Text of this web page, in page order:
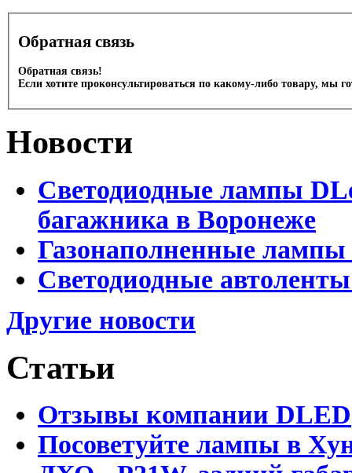
Обратная связь
Обратная связь!
Если хотите проконсультироваться по какому-либо товару, мы
Новости
Светодиодные лампы
багажника в Воронеже
Газонаполненные
Светодиодные
Другие новости
Статьи
Отзывы компании DLED
Посоветуйте лампы в